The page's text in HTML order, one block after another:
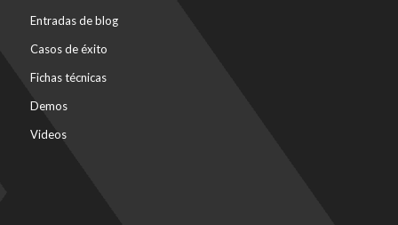
Entradas de blog
Casos de éxito
Fichas técnicas
Demos
Videos